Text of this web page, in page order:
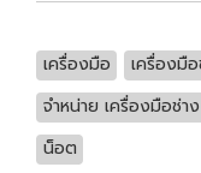
เครื่องมือ เครื่องมื
จำหน่าย เครื่องมือช่าง
น็อต